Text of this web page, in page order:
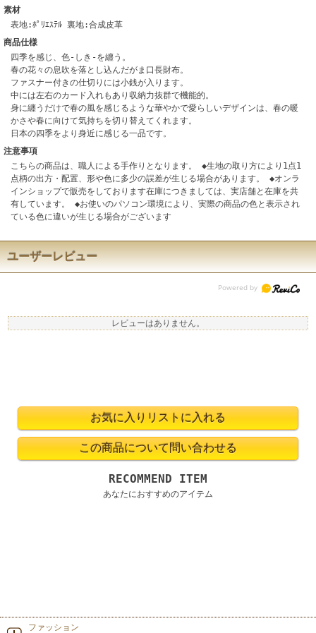
素材
表地:ﾎﾟﾘｴｽﾃﾙ 裏地:合成皮革
商品仕様
四季を感じ、色-しき-を纏う。
春の花々の息吹を落とし込んだがま口長財布。
ファスナー付きの仕切りには小銭が入ります。
中には左右のカード入れもあり収納力抜群で機能的。
身に纏うだけで春の風を感じるような華やかで愛らしいデザインは、春の暖
かさや春に向けて気持ちを切り替えてくれます。
日本の四季をより身近に感じる一品です。
注意事項
こちらの商品は、職人による手作りとなります。 ◆生地の取り方により1点1
点柄の出方・配置、形や色に多少の誤差が生じる場合があります。 ◆オンラ
インショップで販売をしております在庫につきましては、実店舗と在庫を共
有しています。 ◆お使いのパソコン環境により、実際の商品の色と表示され
ている色に違いが生じる場合がございます
ユーザーレビュー
レビューはありません。
RECOMMEND ITEM
あなたにおすすめのアイテム
ファッション